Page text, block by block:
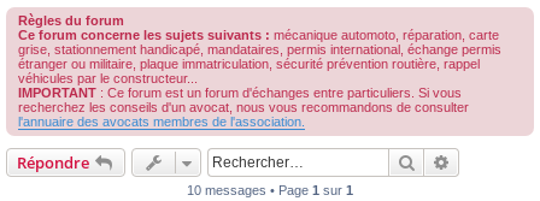
e
Règles du forum
Ce forum concerne les sujets suivants : mécanique automoto, réparation, carte
grise, stationnement handicapé, mandataires, permis international, échange permis
étranger ou militaire, plaque immatriculation, sécurité prévention routière, rappel
véhicules par le constructeur...
IMPORTANT : Ce forum est un forum d'échanges entre particuliers. Si vous
recherchez les conseils d'un avocat, nous vous recommandons de consulter
l'annuaire des avocats membres de l'association.
Répondre Rechercher
10 messages • Page 1 sur 1